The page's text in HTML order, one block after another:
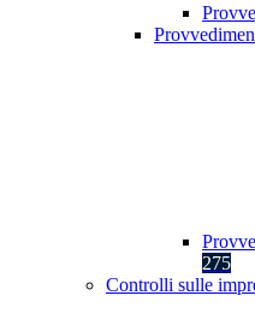
275
Controlli sulle